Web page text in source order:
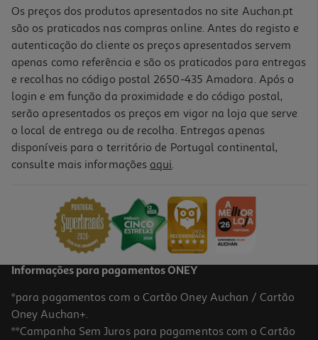
-21%
Refrigerantes Com Gás Pepsi Zero Strawberries 1 Lt (sdr)
Price reduced from
+0,10 € Depósito
Os preços dos produtos apresentados no site Auchan.pt
são os praticados nas compras online. Antes do registo e
autenticação do cliente os preços apresentados servem
apenas como referência e são os praticados para entregas
e recolhas no código postal 2650-435 Amadora. Após o
login e em função da proximidade e do código postal,
serão apresentados os preços em vigor na loja que serve
o local de entrega ou de recolha. Entregas apenas
disponíveis para o território de Portugal continental,
consulte mais informações aqui.
Informações para pagamentos ONEY
*para pagamentos com o Cartão Oney Auchan / Cartão
Oney Auchan+.
**Campanha Sem Juros para pagamentos com o Cartão